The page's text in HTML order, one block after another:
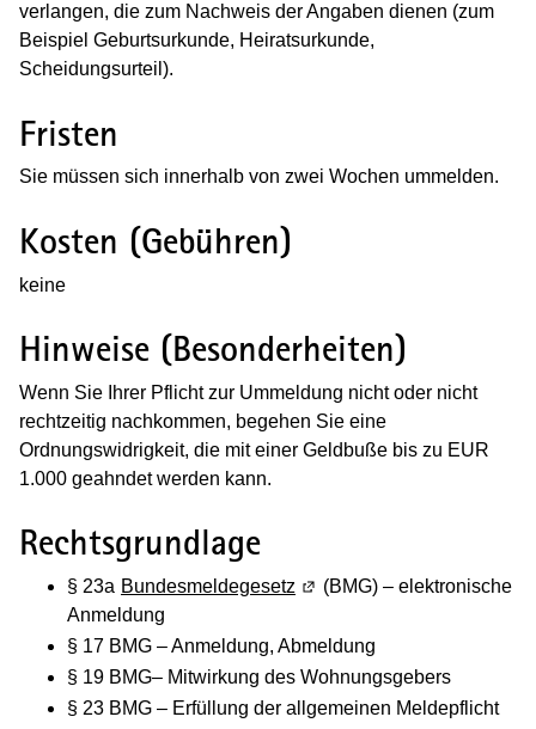
verlangen, die zum Nachweis der Angaben dienen (zum
Beispiel Geburtsurkunde, Heiratsurkunde,
Scheidungsurteil).
Fristen
Sie müssen sich innerhalb von zwei Wochen ummelden.
Kosten (Gebühren)
keine
Hinweise (Besonderheiten)
Wenn Sie Ihrer Pflicht zur Ummeldung nicht oder nicht
rechtzeitig nachkommen, begehen Sie eine
Ordnungswidrigkeit, die mit einer Geldbuße bis zu EUR
1.000 geahndet werden kann.
Rechtsgrundlage
§ 23a Bundesmeldegesetz (Wird in einem neuen
(BMG) – elektronische
Anmeldung
§ 17 BMG – Anmeldung, Abmeldung
§ 19 BMG– Mitwirkung des Wohnungsgebers
§ 23 BMG – Erfüllung der allgemeinen Meldepflicht